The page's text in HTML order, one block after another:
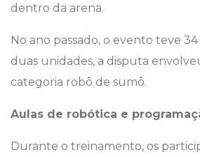
dentro da arena.
No ano passado, o evento teve
duas unidades, a disputa
categoria robô de sumô.
Aulas de robótica e
Durante o treinamento, os